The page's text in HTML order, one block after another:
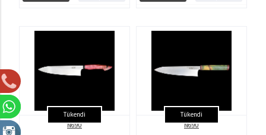
Tükendi
N690
Tükendi
N690